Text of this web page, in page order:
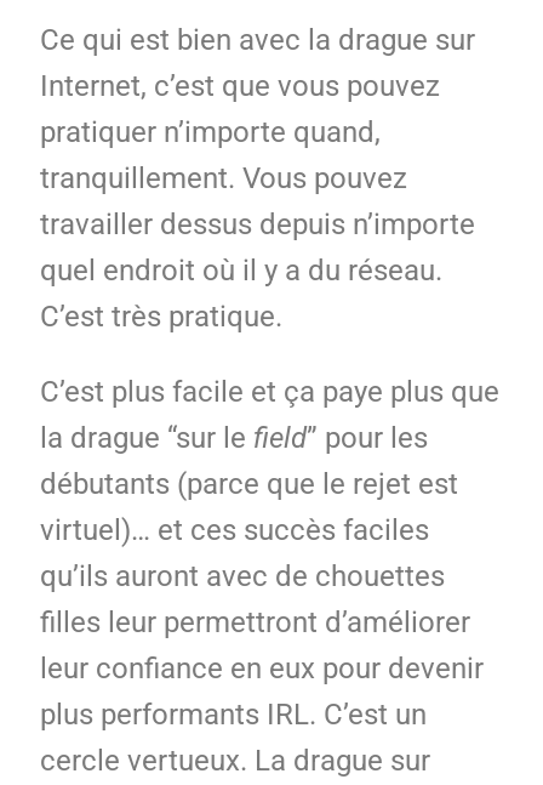
Ce qui est bien avec la drague sur
Internet, c’est que vous pouvez
pratiquer n’importe quand,
tranquillement. Vous pouvez
travailler dessus depuis n’importe
quel endroit où il y a du réseau.
C’est très pratique.
C’est plus facile et ça paye plus que
la drague “sur le field” pour les
débutants (parce que le rejet est
virtuel)… et ces succès faciles
qu’ils auront avec de chouettes
filles leur permettront d’améliorer
leur confiance en eux pour devenir
plus performants IRL. C’est un
cercle vertueux. La drague sur